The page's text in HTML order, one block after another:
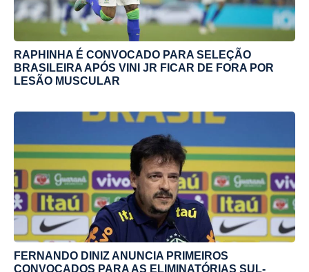
RAPHINHA É CONVOCADO PARA SELEÇÃO
BRASILEIRA APÓS VINI JR FICAR DE FORA POR
LESÃO MUSCULAR
FERNANDO DINIZ ANUNCIA PRIMEIROS
CONVOCADOS PARA AS ELIMINATÓRIAS SUL-